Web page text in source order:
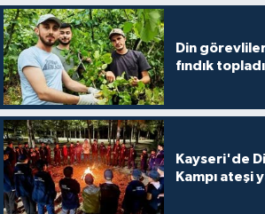
Din
fındık topladı
Kayseri'de
Kampı ateşi
Diyarbakır Müftülüğü
Düzce Müftülüğü
Edirne Müftülüğü
Elazığ Müftülüğü
Erzincan Müftülüğü
İhtida Haberleri
YAŞAM